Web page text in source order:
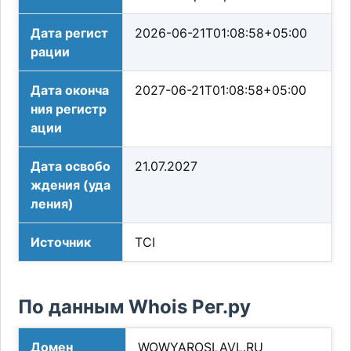
Дата регист
рации
2026-06-21T01:08:58+05:00
Дата оконча
ния регистр
ации
2027-06-21T01:08:58+05:00
Дата освобо
ждения (уда
ления)
21.07.2027
Источник TCI
По данным Whois Рег.ру
Домен WOWYAROSLAVL.RU